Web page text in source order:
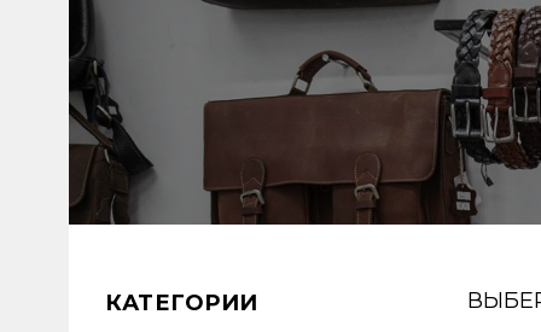
КАТЕГОРИИ